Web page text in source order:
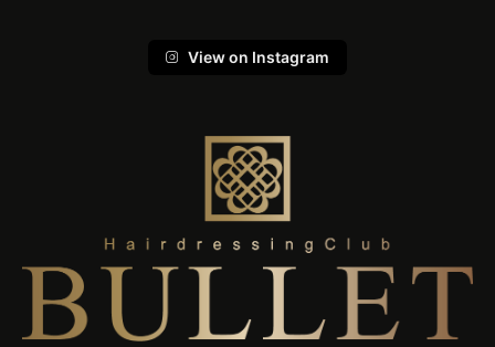
View on Instagram